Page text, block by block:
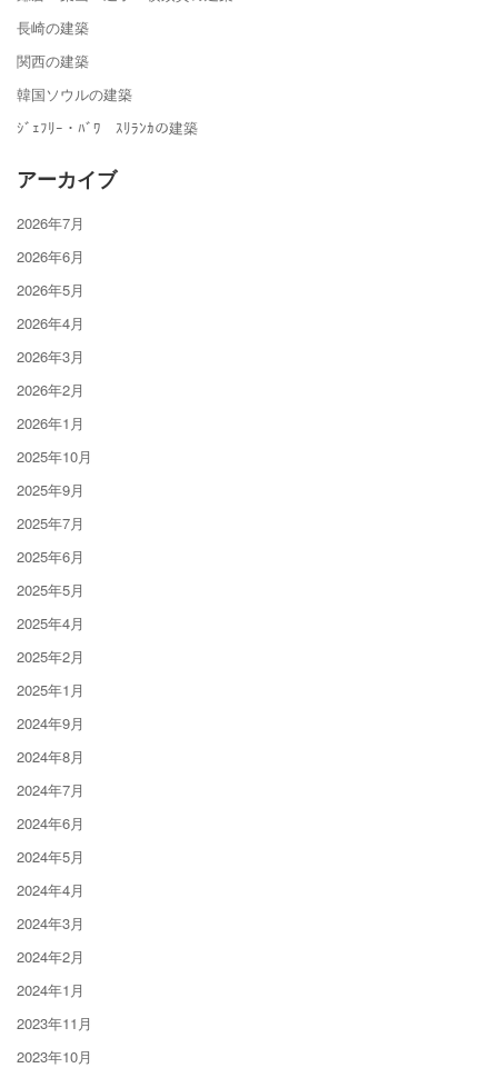
長崎の建築
関西の建築
韓国ソウルの建築
ｼﾞｪﾌﾘｰ・ﾊﾞﾜ ｽﾘﾗﾝｶの建築
アーカイブ
2026年7月
2026年6月
2026年5月
2026年4月
2026年3月
2026年2月
2026年1月
2025年10月
2025年9月
2025年7月
2025年6月
2025年5月
2025年4月
2025年2月
2025年1月
2024年9月
2024年8月
2024年7月
2024年6月
2024年5月
2024年4月
2024年3月
2024年2月
2024年1月
2023年11月
2023年10月